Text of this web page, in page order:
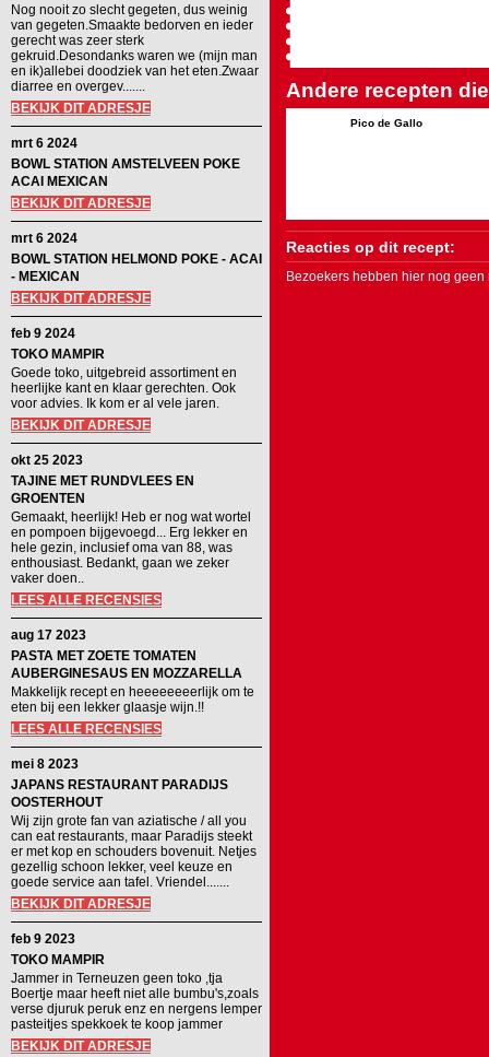
Nog nooit zo slecht gegeten, dus weinig
van gegeten.Smaakte bedorven en ieder
gerecht was zeer sterk
gekruid.Desondanks waren we (mijn man
en ik)allebei doodziek van het eten.Zwaar
diarree en overgev.......
BEKIJK DIT ADRESJE
mrt 6 2024
BOWL STATION AMSTELVEEN POKE
ACAI MEXICAN
BEKIJK DIT ADRESJE
mrt 6 2024
BOWL STATION HELMOND POKE - ACAI
- MEXICAN
BEKIJK DIT ADRESJE
feb 9 2024
TOKO MAMPIR
Goede toko, uitgebreid assortiment en
heerlijke kant en klaar gerechten. Ook
voor advies. Ik kom er al vele jaren.
BEKIJK DIT ADRESJE
okt 25 2023
TAJINE MET RUNDVLEES EN
GROENTEN
Gemaakt, heerlijk! Heb er nog wat wortel
en pompoen bijgevoegd... Erg lekker en
hele gezin, inclusief oma van 88, was
enthousiast. Bedankt, gaan we zeker
vaker doen..
LEES ALLE RECENSIES
aug 17 2023
PASTA MET ZOETE TOMATEN
AUBERGINESAUS EN MOZZARELLA
Makkelijk recept en heeeeeeeerlijk om te
eten bij een lekker glaasje wijn.!!
LEES ALLE RECENSIES
mei 8 2023
JAPANS RESTAURANT PARADIJS
OOSTERHOUT
Wij zijn grote fan van aziatische / all you
can eat restaurants, maar Paradijs steekt
er met kop en schouders bovenuit. Netjes
gezellig schoon lekker, veel keuze en
goede service aan tafel. Vriendel.......
BEKIJK DIT ADRESJE
feb 9 2023
TOKO MAMPIR
Jammer in Terneuzen geen toko ,tja
Boertje maar heeft niet alle bumbu's,zoals
verse djuruk peruk enz en nergens lemper
pasteitjes spekkoek te koop jammer
BEKIJK DIT ADRESJE
Andere recepten
Pico de Gallo
Reacties op dit recept:
Bezoekers hebben hier nog